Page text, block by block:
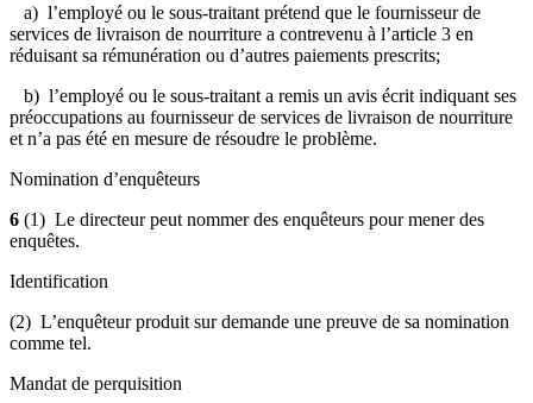
a) l’employé ou le sous-traitant prétend que le fournisseur de
services de livraison de nourriture a contrevenu à l’article 3 en
réduisant sa rémunération ou d’autres paiements prescrits;
b) l’employé ou le sous-traitant a remis un avis écrit indiquant ses
préoccupations au fournisseur de services de livraison de nourriture
et n’a pas été en mesure de résoudre le problème.
Nomination d’enquêteurs
6 (1) Le directeur peut nommer des enquêteurs pour mener des
enquêtes.
Identification
(2) L’enquêteur produit sur demande une preuve de sa nomination
comme tel.
Mandat de perquisition